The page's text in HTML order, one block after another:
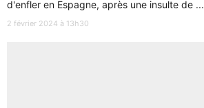
d'enfler en Espagne, après une insulte de ...
2 février 2024 à 13h30